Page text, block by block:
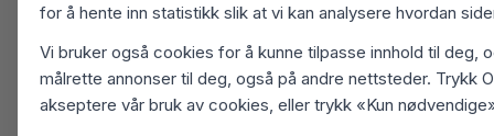
for å hente inn statistikk slik at vi kan analysere hvordan
Vi bruker også cookies for å kunne tilpasse innhold til deg,
målrette annonser til deg, også på andre nettsteder. Trykk
akseptere vår bruk av cookies, eller trykk «Kun